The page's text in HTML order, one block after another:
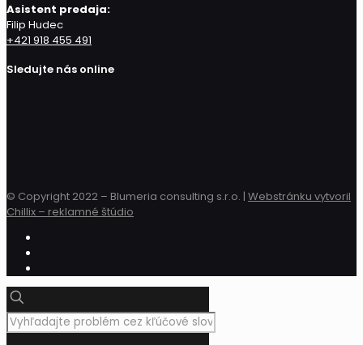
Asistent predaja:
Filip Hudec
+421 918 455 491
Sledujte nás online
© Copyright 2022 – Blumeria consulting s.r.o. | Webstránku vytvoril
Chillix – reklamné štúdio